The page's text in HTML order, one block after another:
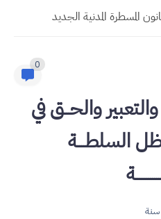
0
والحـــق في
السلطــــة